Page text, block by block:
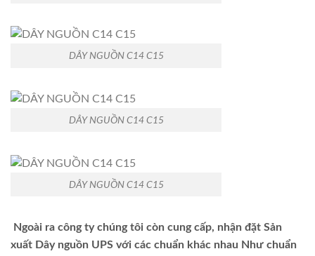
DÂY NGUỒN C14 C15
DÂY NGUỒN C14 C15
DÂY NGUỒN C14 C15
Ngoài ra công ty chúng tôi còn cung cấp, nhận đặt Sản
xuất Dây nguồn UPS với các chuẩn khác nhau Như chuẩn